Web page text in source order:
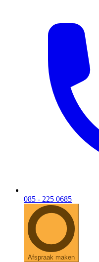
085 - 225 0685
Afspraak maken